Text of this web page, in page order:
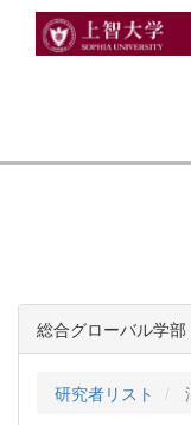
総合グローバル学部
研究者リスト